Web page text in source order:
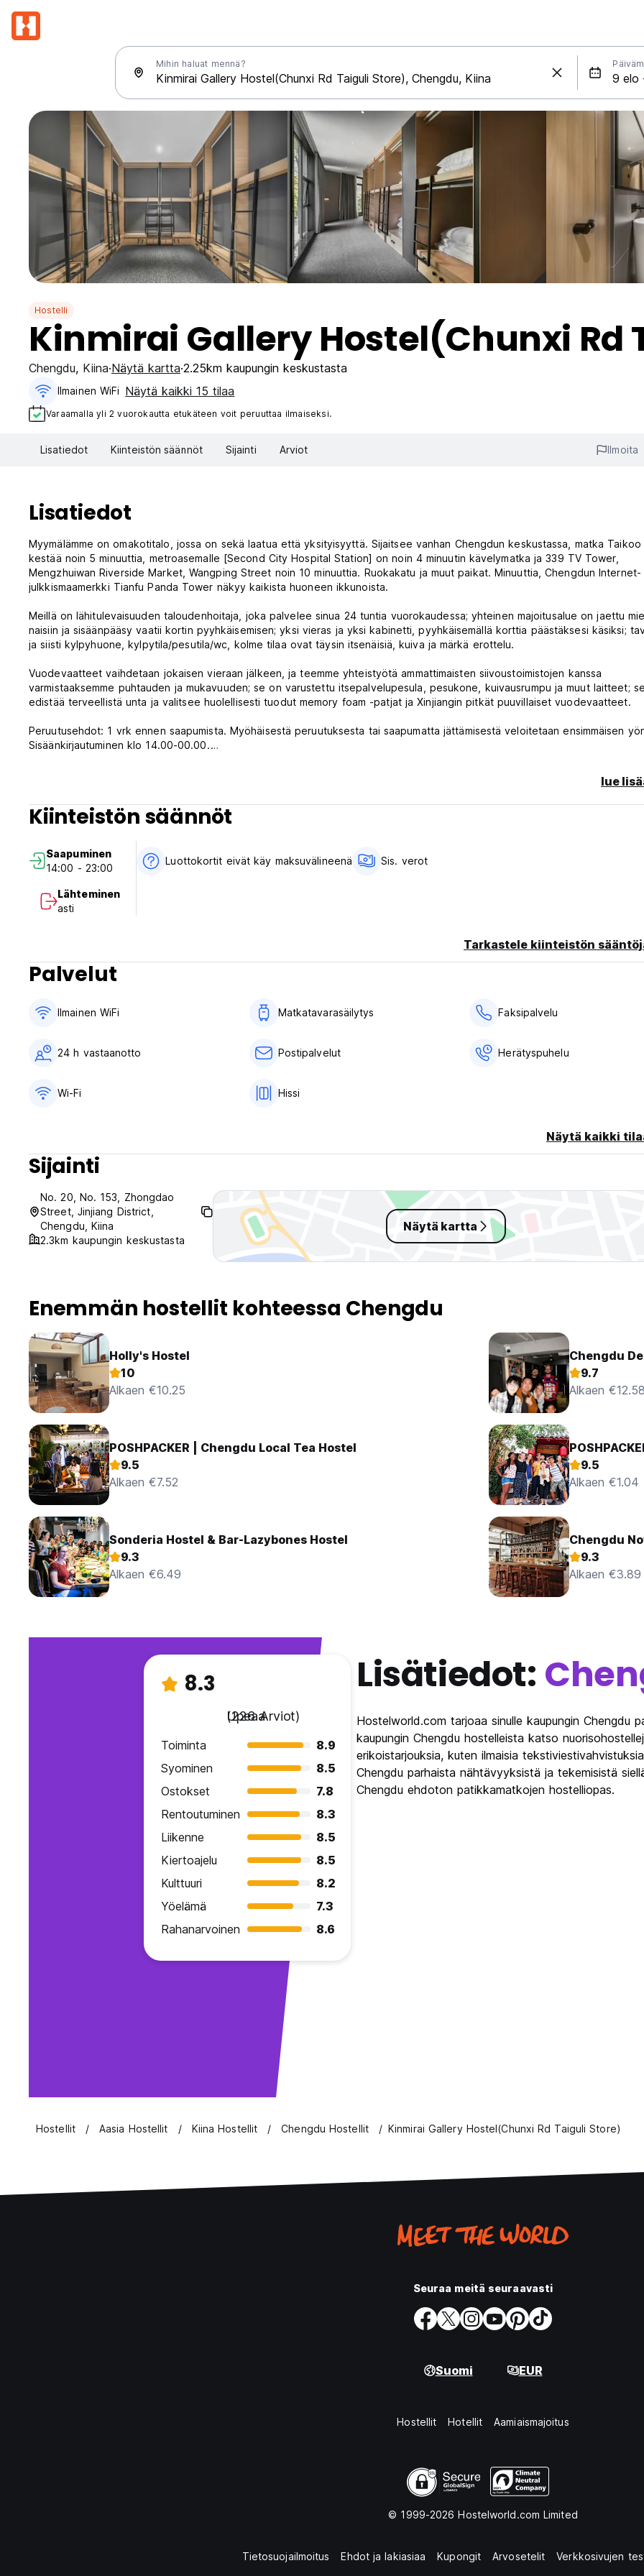
Mihin haluat mennä?
Hostelli
Kinmirai Gallery Hostel(Chunxi Rd
Chengdu, Kiina Näytä kartta 2.25km kaupungin keskustasta
Ilmainen WiFi Näytä kaikki 15 tilaa
Varaamalla yli 2 vuorokautta etukäteen voit peruuttaa ilmaiseksi.
Lisatiedot Kiinteistön säännöt Sijainti Arviot Ilmoita
Lisatiedot
Myymälämme on omakotitalo, jossa on sekä laatua että yksityisyyttä. Sijaitsee vanhan Chengdun keskustassa, matka Taikoo
kestää noin 5 minuuttia, metroasemalle [Second City Hospital Station] on noin 4 minuutin kävelymatka ja 339 TV Tower,
Mengzhuiwan Riverside Market, Wangping Street noin 10 minuuttia. Ruokakatu ja muut paikat. Minuuttia, Chengdun Internet-
julkkismaamerkki Tianfu Panda Tower näkyy kaikista huoneen ikkunoista.
Meillä on lähitulevaisuuden taloudenhoitaja, joka palvelee sinua 24 tuntia vuorokaudessa; yhteinen majoitusalue on jaettu
naisiin ja sisäänpääsy vaatii kortin pyyhkäisemisen; yksi vieras ja yksi kabinetti, pyyhkäisemällä korttia päästäksesi käsiksi;
ja siisti kylpyhuone, kylpytila/pesutila/wc, kolme tilaa ovat täysin itsenäisiä, kuiva ja märkä erottelu.
Vuodevaatteet vaihdetaan jokaisen vieraan jälkeen, ja teemme yhteistyötä ammattimaisten siivoustoimistojen kanssa
varmistaaksemme puhtauden ja mukavuuden; se on varustettu itsepalvelupesula, pesukone, kuivausrumpu ja muut laitteet;
edistää terveellistä unta ja valitsee huolellisesti tuodut memory foam -patjat ja Xinjiangin pitkät puuvillaiset vuodevaatteet.
Peruutusehdot: 1 vrk ennen saapumista. Myöhäisestä peruutuksesta tai saapumatta jättämisestä veloitetaan ensimmäisen
Sisäänkirjautuminen klo 14.00-00.00.
Ei ulkonaliikkumiskieltoa.
Savuttomia.
lue
Kiinteistön säännöt
Saapuminen
14:00 - 23:00
Lähteminen
asti
Luottokortit eivät käy maksuvälineenä Sis. verot
Tarkastele kiinteistön
Palvelut
Ilmainen WiFi Matkatavarasäilytys Faksipalvelu
24 h vastaanotto Postipalvelut Herätyspuhelu
Wi-Fi Hissi
Näytä kaikki
Sijainti
No. 20, No. 153, Zhongdao
Street, Jinjiang District,
Chengdu, Kiina
2.3km kaupungin keskustasta
Näytä kartta
Enemmän hostellit kohteessa Chengdu
Holly's Hostel
10
Alkaen €10.25
Chengdu
9.7
Alkaen
POSHPACKER | Chengdu Local Tea Hostel
9.5
Alkaen €7.52
9.5
Alkaen €1.04
Sonderia Hostel & Bar-Lazybones Hostel
9.3
Alkaen €6.49
Chengdu
9.3
Alkaen €3.89
8.3
Upeaa
(226 Arviot)
Toiminta
8.9
Syominen
8.5
Ostokset
7.8
Rentoutuminen
8.3
Liikenne
8.5
Kiertoajelu
8.5
Kulttuuri
8.2
Yöelämä
7.3
Rahanarvoinen
8.6
Lisätiedot:
Hostelworld.com tarjoaa sinulle kaupungin Chengdu
kaupungin Chengdu hostelleista katso
erikoistarjouksia, kuten ilmaisia
Chengdu parhaista nähtävyyksistä ja tekemisistä
Chengdu ehdoton patikkamatkojen hostelliopas.
Hostellit Aasia Hostellit Kiina Hostellit Chengdu Hostellit Kinmirai Gallery Hostel(Chunxi Rd Taiguli Store)
Seuraa meitä seuraavasti
Suomi EUR
Hostellit Hotellit Aamiaismajoitus
© 1999-2026 Hostelworld.com Limited
Tietosuojailmoitus Ehdot ja lakiasiaa Kupongit Arvosetelit Verkkosivujen